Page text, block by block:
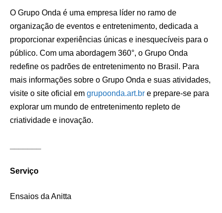
O Grupo Onda é uma empresa líder no ramo de
organização de eventos e entretenimento, dedicada a
proporcionar experiências únicas e inesquecíveis para o
público. Com uma abordagem 360°, o Grupo Onda
redefine os padrões de entretenimento no Brasil. Para
mais informações sobre o Grupo Onda e suas atividades,
visite o site oficial em grupoonda.art.br e prepare-se para
explorar um mundo de entretenimento repleto de
criatividade e inovação.
Serviço
Ensaios da Anitta